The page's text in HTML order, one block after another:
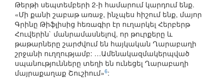
Թերթի սեպտեմբերի 2-ի համարում կարդում ենք.
«Մի քանի շաբաթ առաջ, ինչպես հիշում ենք, մայոր
Գրինը Թիֆլիսից հեռագիր էր ուղարկել Հերբերթ
Հուվերին` մանրամասնելով, որ թուրքերը և
թաթարները շարժվում են հայկական Ղարաբաղի
շրջանի ուղղությամբ: …Ամենակազմակերպված
սպանությունները տեղի են ունեցել Ղարաբաղի
մայրաքաղաք Շուշիում»6: